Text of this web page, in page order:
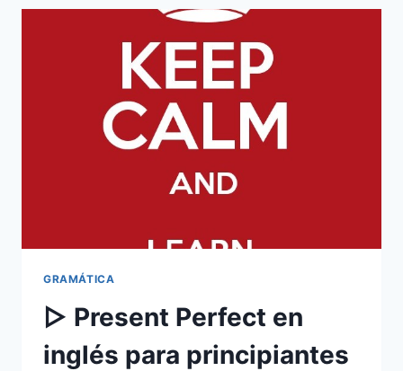
GRAMÁTICA
▷ Present Perfect en
inglés para principiantes